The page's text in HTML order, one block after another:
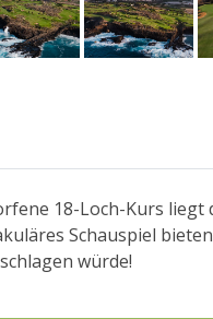
18-Loch-Kurs
Schauspiel
würde!